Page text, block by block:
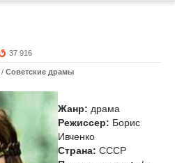
37 916
/ Советские драмы
Жанр: драма
Режиссер: Борис
Ивченко
Страна: СССР